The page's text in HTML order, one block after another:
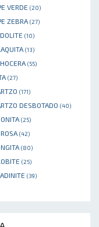
VERDE (20)
ZEBRA (27)
(10)
(13)
(55)
(27)
(171)
DESBOTADO (40)
(25)
(42)
(80)
(25)
(39)